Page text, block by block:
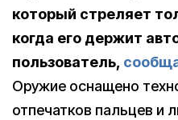
который стреляет
когда его держит
пользователь,
Оружие оснащено
отпечатков пальцев и